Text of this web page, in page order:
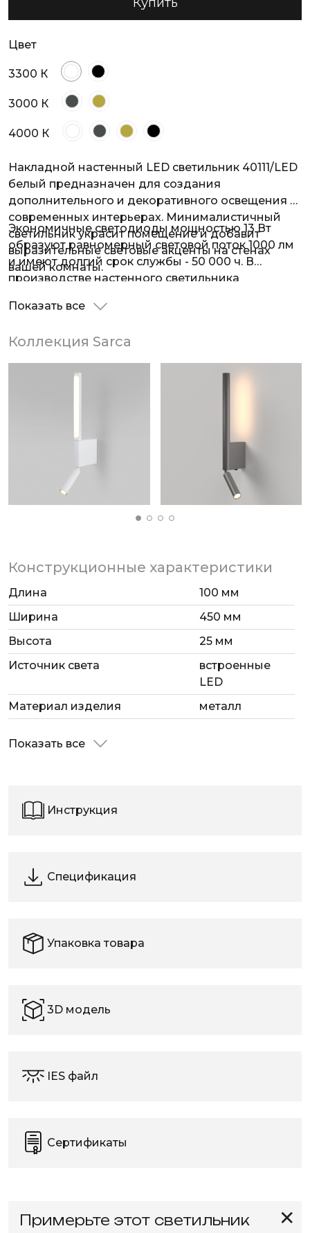
Цвет
3300 К
3000 К
4000 К
Накладной настенный LED светильник 40111/LED
белый предназначен для создания
дополнительного и декоративного освещения в
современных интерьерах. Минималистичный
светильник украсит помещение и добавит
выразительные световые акценты на стенах
вашей комнаты.
Экономичные светодиоды мощностью 13 Вт
образуют равномерный световой поток 1000 лм
и имеют долгий срок службы - 50 000 ч. В
производстве настенного светильника
алюминиевый сплав с надежным защитным
эргономичный накладной светильник легко
монтируется на любые типы поверхностей.
Показать все
Коллекция Sarca
Конструкционные характеристики
Длина
100 мм
Ширина
450 мм
Высота
25 мм
Источник света
встроенные
LED
Материал изделия
металл
Показать все
Инструкция
Спецификация
Упаковка товара
3D модель
IES файл
Сертификаты
✕
Примерьте этот светильник